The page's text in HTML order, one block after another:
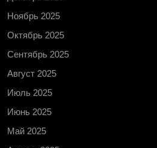
Ноябрь 2025
Октябрь 2025
Сентябрь 2025
Август 2025
Июль 2025
Июнь 2025
Май 2025